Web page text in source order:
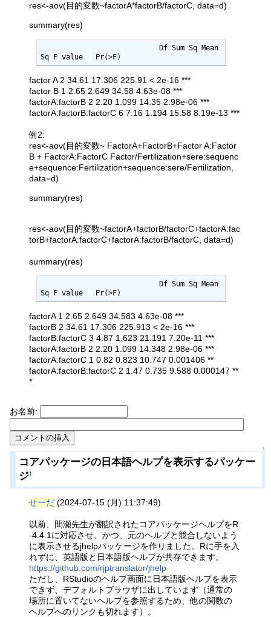
res<-aov(目的変数~factorA*factorB/factorC, data=d)
summary(res)
Sq F value   Pr(>F)
factor A 2 34.61 17.306 225.91 < 2e-16 ***
factor B 1 2.65 2.649 34.58 4.63e-08 ***
factorA:factorB 2 2.20 1.099 14.35 2.98e-06 ***
factorA:factorB:factorC 6 7.16 1.194 15.58 8.19e-13 ***
例2:
res<-aov(目的変数~ FactorA+FactorB+Factor A:Factor
B + FactorA:FactorC Factor/Fertilization+sere:sequenc
e+sequence:Fertilization+sequence:sere/Fertilization,
data=d)
summary(res)
res<-aov(目的変数~factorA+factorB/factorC+factorA:fac
torB+factorA:factorC+factorA:factorB/factorC, data=d)
summary(res)
Sq F value   Pr(>F)
factorA 1 2.65 2.649 34.583 4.63e-08 ***
factorB 2 34.61 17.306 225.913 < 2e-16 ***
factorB:factorC 3 4.87 1.623 21.191 7.20e-11 ***
factorA:factorB 2 2.20 1.099 14.348 2.98e-06 ***
factorA:factorC 1 0.82 0.823 10.747 0.001406 **
factorA:factorB:factorC 2 1.47 0.735 9.588 0.000147 **
*
お名前:
↑
コアパッケージの日本語ヘルプを表示するパッケー
ジ†
せーだ (2024-07-15 (月) 11:37:49)
以前、間瀬先生が翻訳されたコアパッケージヘルプをR
-4.4.1に対応させ、かつ、元のヘルプと競合しないよう
に表示させるjhelpパッケージを作りました。Rに手を入
れずに、英語版と日本語版ヘルプが共存できます。
https://github.com/rjptranslator/jhelp
ただし、RStudioのヘルプ画面に日本語版ヘルプを表示
できず、デフォルトブラウザに出しています（通常の
場所に置いてないヘルプを参照するため、他の関数の
ヘルプへのリンクも切れます）。